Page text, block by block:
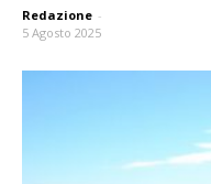
Redazione -
5 Agosto 2025